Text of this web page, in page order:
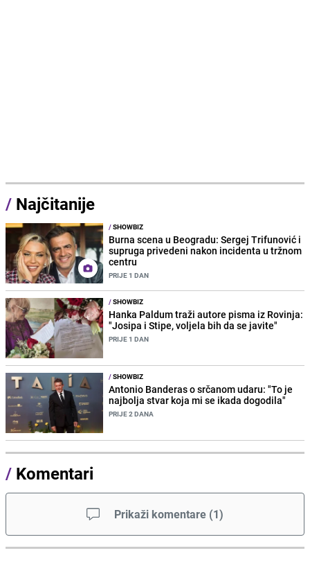
/ Najčitanije
/SHOWBIZ
Burna scena u Beogradu: Sergej Trifunović i
supruga privedeni nakon incidenta u tržnom
centru
PRIJE 1 DAN
/SHOWBIZ
Hanka Paldum traži autore pisma iz Rovinja:
"Josipa i Stipe, voljela bih da se javite"
PRIJE 1 DAN
/SHOWBIZ
Antonio Banderas o srčanom udaru: "To je
najbolja stvar koja mi se ikada dogodila"
PRIJE 2 DANA
/ Komentari
Prikaži komentare (1)